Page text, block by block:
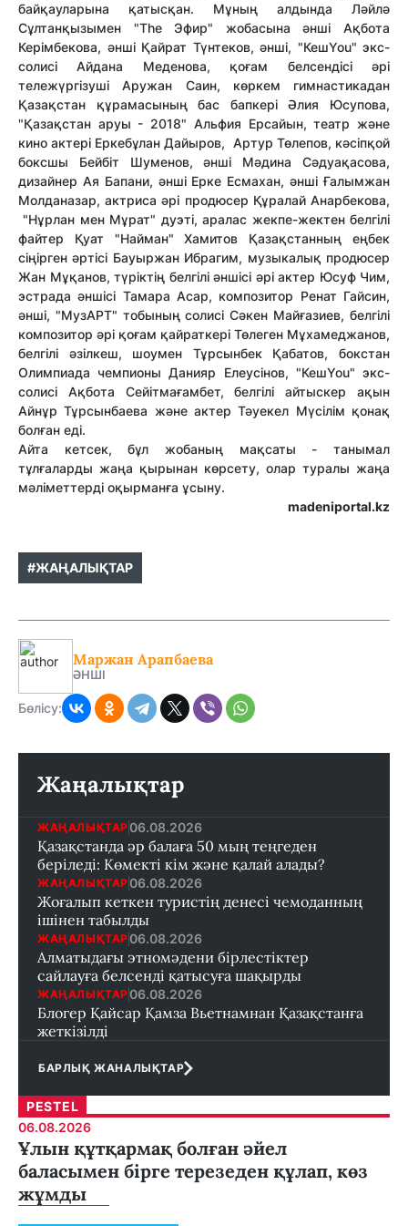
байқауларына қатысқан. Мұның алдында Ләйлә
Сұлтанқызымен "The Эфир" жобасына әнші Ақбота
Керімбекова, әнші Қайрат Түнтеков, әнші, "КешYou" экс-
солисі Айдана Меденова, қоғам белсендісі әрі
тележүргізуші Аружан Саин, көркем гимнастикадан
Қазақстан құрамасының бас бапкері Әлия Юсупова,
"Қазақстан аруы - 2018" Альфия Ерсайын, театр және
кино актері Еркебұлан Дайыров, Артур Төлепов, кәсіпқой
боксшы Бейбіт Шуменов, әнші Мәдина Сәдуақасова,
дизайнер Ая Бапани, әнші Ерке Есмахан, әнші Ғалымжан
Молданазар, актриса әрі продюсер Құралай Анарбекова,
"Нұрлан мен Мұрат" дуэті, аралас жекпе-жектен белгілі
файтер Қуат "Найман" Хамитов Қазақстанның еңбек
сіңірген әртісі Бауыржан Ибрагим, музыкалық продюсер
Жан Мұқанов, түріктің белгілі әншісі әрі актер Юсуф Чим,
эстрада әншісі Тамара Асар, композитор Ренат Гайсин,
әнші, "МузАРТ" тобының солисі Сәкен Майғазиев, белгілі
композитор әрі қоғам қайраткері Төлеген Мұхамеджанов,
белгілі әзілкеш, шоумен Тұрсынбек Қабатов, бокстан
Олимпиада чемпионы Данияр Елеусінов, "КешYou" экс-
солисі Ақбота Сейітмағамбет, белгілі айтыскер ақын
Айнұр Тұрсынбаева және актер Тәуекел Мүсілім қонақ
болған еді.
Айта кетсек, бұл жобаның мақсаты - танымал
тұлғаларды жаңа қырынан көрсету, олар туралы жаңа
мәліметтерді оқырманға ұсыну.
madeniportal.kz
#ЖАҢАЛЫҚТАР
Маржан Арапбаева
ӘНШІ
Бөлісу:
Жаңалықтар
ЖАҢАЛЫҚТАР 06.08.2026
Қазақстанда әр балаға 50 мың теңгеден
беріледі: Көмекті кім және қалай алады?
ЖАҢАЛЫҚТАР 06.08.2026
Жоғалып кеткен туристің денесі чемоданның
ішінен табылды
ЖАҢАЛЫҚТАР 06.08.2026
Алматыдағы этномәдени бірлестіктер
сайлауға белсенді қатысуға шақырды
ЖАҢАЛЫҚТАР 06.08.2026
Блогер Қайсар Қамза Вьетнамнан Қазақстанға
жеткізілді
БАРЛЫҚ ЖАНАЛЫҚТАР
PESTEL
06.08.2026
Ұлын құтқармақ болған әйел
баласымен бірге терезеден құлап, көз
жұмды